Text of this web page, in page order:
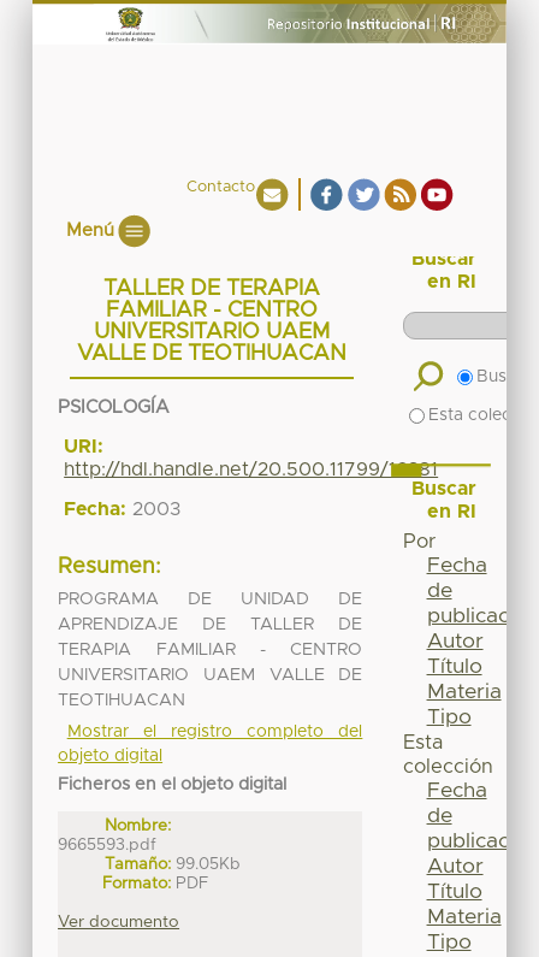
Contacto
Menú
TALLER DE TERAPIA
FAMILIAR - CENTRO
UNIVERSITARIO UAEM
VALLE DE TEOTIHUACAN
PSICOLOGÍA
URI:
http://hdl.handle.net/20.500.11799/16381
Fecha: 2003
Resumen:
PROGRAMA DE UNIDAD DE
APRENDIZAJE DE TALLER DE
TERAPIA FAMILIAR - CENTRO
UNIVERSITARIO UAEM VALLE DE
TEOTIHUACAN
Mostrar el registro completo del
objeto digital
Ficheros en el objeto digital
Nombre:
9665593.pdf
Tamaño: 99.05Kb
Formato: PDF
Ver documento
Buscar
en RI
Buscar
Esta
Buscar
en RI
Por
Fecha
de
publicación
Autor
Título
Materia
Tipo
Esta
colección
Fecha
de
publicación
Autor
Título
Materia
Tipo